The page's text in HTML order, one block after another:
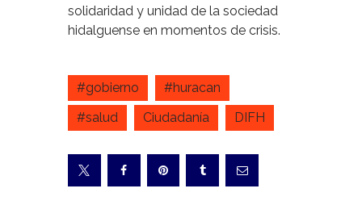
solidaridad y unidad de la sociedad
hidalguense en momentos de crisis.
#gobierno
#huracan
#salud
Ciudadanía DIFH